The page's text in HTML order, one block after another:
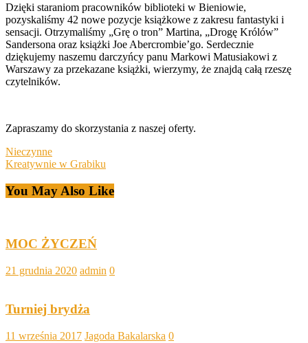
Dzięki staraniom pracowników biblioteki w Bieniowie,
pozyskaliśmy 42 nowe pozycje książkowe z zakresu fantastyki i
sensacji. Otrzymaliśmy „Grę o tron” Martina, „Drogę Królów”
Sandersona oraz książki Joe Abercrombie’go. Serdecznie
dziękujemy naszemu darczyńcy panu Markowi Matusiakowi z
Warszawy za przekazane książki, wierzymy, że znajdą całą rzeszę
czytelników.
Zapraszamy do skorzystania z naszej oferty.
Post
navigation
Nieczynne
Kreatywnie w Grabiku
You May Also Like
MOC ŻYCZEŃ
21 grudnia 2020 admin 0
Turniej brydża
11 września 2017 Jagoda Bakalarska 0